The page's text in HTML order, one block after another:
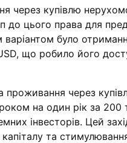
через купівлю
цього права для
було
що робило його
проживання через
на один рік за
інвесторів. Цей
та